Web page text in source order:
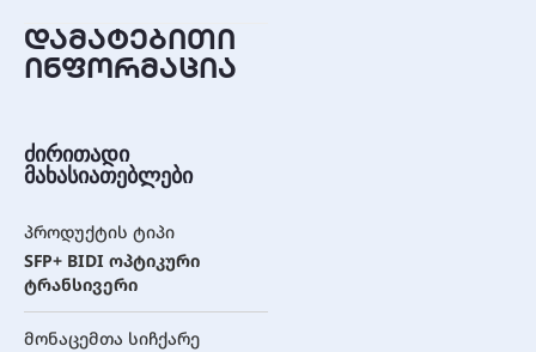
დამატებითი
ინფორმაცია
ძირითადი
მახასიათებლები
პროდუქტის ტიპი
SFP+ BIDI ოპტიკური
ტრანსივერი
მონაცემთა სიჩქარე